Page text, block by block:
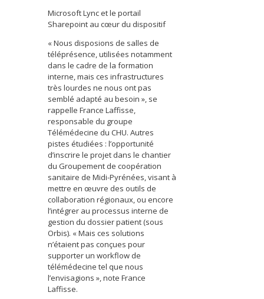
Microsoft Lync et le portail
Sharepoint au cœur du dispositif
« Nous disposions de salles de
téléprésence, utilisées notamment
dans le cadre de la formation
interne, mais ces infrastructures
très lourdes ne nous ont pas
semblé adapté au besoin », se
rappelle France Laffisse,
responsable du groupe
Télémédecine du CHU. Autres
pistes étudiées : l’opportunité
d’inscrire le projet dans le chantier
du Groupement de coopération
sanitaire de Midi-Pyrénées, visant à
mettre en œuvre des outils de
collaboration régionaux, ou encore
l’intégrer au processus interne de
gestion du dossier patient (sous
Orbis). « Mais ces solutions
n’étaient pas conçues pour
supporter un workflow de
télémédecine tel que nous
l’envisagions », note France
Laffisse.